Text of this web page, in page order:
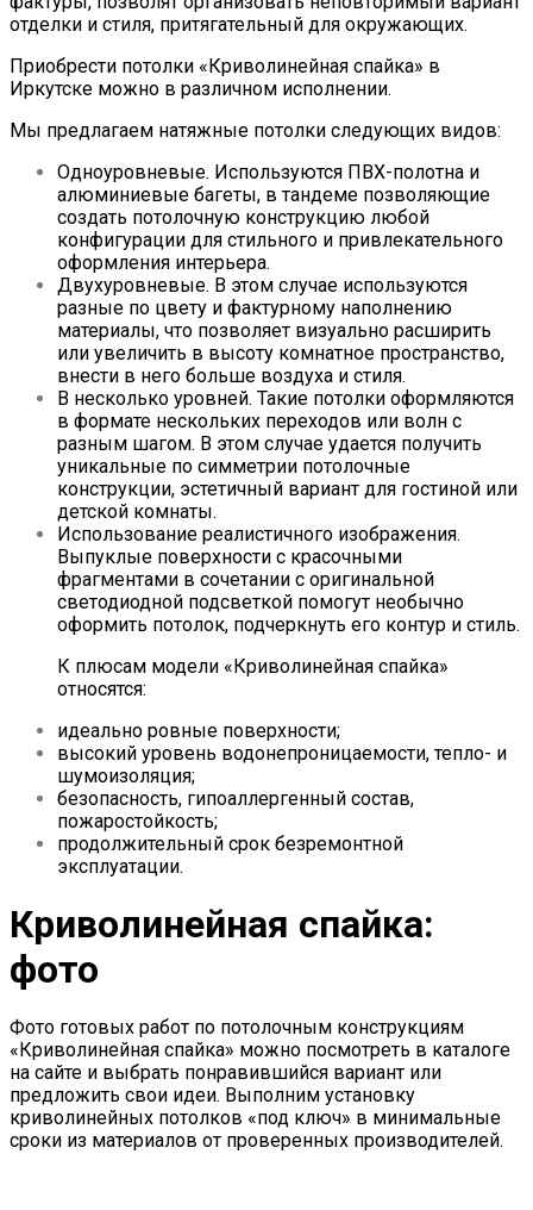
отделки и стиля, притягательный для окружающих.
Приобрести потолки «Криволинейная спайка» в
Иркутске можно в различном исполнении.
Мы предлагаем натяжные потолки следующих видов:
Одноуровневые. Используются ПВХ-полотна и
алюминиевые багеты, в тандеме позволяющие
создать потолочную конструкцию любой
конфигурации для стильного и привлекательного
оформления интерьера.
Двухуровневые. В этом случае используются
разные по цвету и фактурному наполнению
материалы, что позволяет визуально расширить
или увеличить в высоту комнатное пространство,
внести в него больше воздуха и стиля.
В несколько уровней. Такие потолки оформляются
в формате нескольких переходов или волн с
разным шагом. В этом случае удается получить
уникальные по симметрии потолочные
конструкции, эстетичный вариант для гостиной или
детской комнаты.
Использование реалистичного изображения.
Выпуклые поверхности с красочными
фрагментами в сочетании с оригинальной
светодиодной подсветкой помогут необычно
оформить потолок, подчеркнуть его контур и стиль.
К плюсам модели «Криволинейная спайка»
относятся:
идеально ровные поверхности;
высокий уровень водонепроницаемости, тепло- и
шумоизоляция;
безопасность, гипоаллергенный состав,
пожаростойкость;
продолжительный срок безремонтной
эксплуатации.
Криволинейная спайка:
фото
Фото готовых работ по потолочным конструкциям
«Криволинейная спайка» можно посмотреть в каталоге
на сайте и выбрать понравившийся вариант или
предложить свои идеи. Выполним установку
криволинейных потолков «под ключ» в минимальные
сроки из материалов от проверенных производителей.